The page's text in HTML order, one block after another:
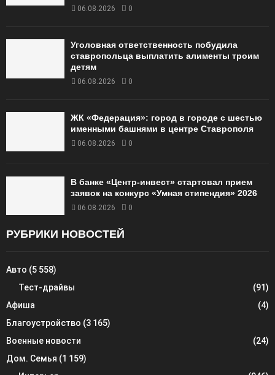
06.08.2026 0
Уголовная ответственность побудила
ставропольца выплатить алименты троим
детям
06.08.2026 0
ЖК «Федерация»: город в городе с шестью
именными башнями в центре Ставрополя
06.08.2026 0
В банке «Центр-инвест» стартовал прием
заявок на конкурс «Умная стипендия» 2026
06.08.2026 0
РУБРИКИ НОВОСТЕЙ
Авто (5 558)
Тест-драйвы
(91)
Афиша
(4)
Благоустройство (3 165)
Военные новости
(24)
Дом. Семья (1 159)